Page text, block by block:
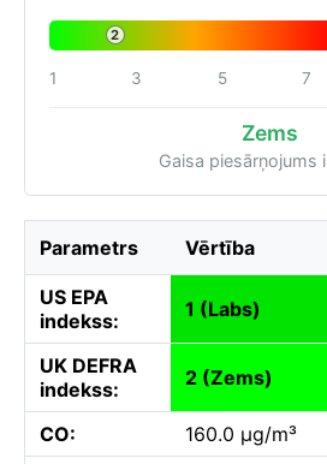
2
1 3 5 7
Zems
Gaisa piesārņojums
Parametrs Vērtība
US EPA
indekss:
1 (Labs)
UK DEFRA
indekss:
2 (Zems)
CO:
160.0 µg/m³